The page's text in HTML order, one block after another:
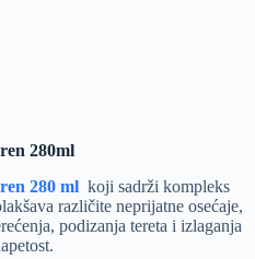
280ml
280 ml koji sadrži kompleks
različite neprijatne osećaje,
podizanja tereta i izlaganja